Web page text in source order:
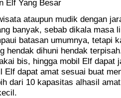
Elf Yang Besar
ataupun mudik dengan
banyak, sebab dikala masa
batasan umumnya, tetapi
hendak dihuni hendak
bis, hingga mobil Elf dapat
Elf dapat amat sesuai buat
dari 10 kapasitas alhasil